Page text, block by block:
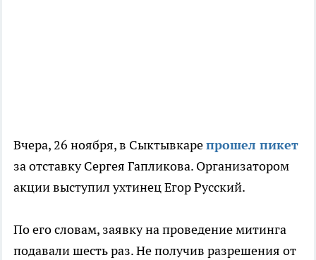
Вчера, 26 ноября, в Сыктывкарепрошел пикет
за отставку Сергея Гапликова. Организатором
акции выступил ухтинец Егор Русский.
По его словам, заявку на проведение митинга
подавали шесть раз. Не получив разрешения от